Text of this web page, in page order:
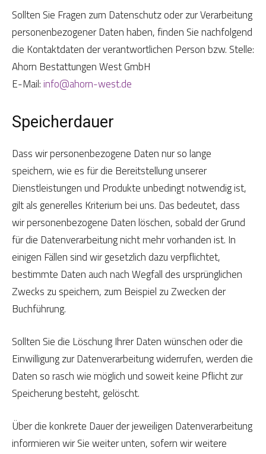
Sollten Sie Fragen zum Datenschutz oder zur Verarbeitung
personenbezogener Daten haben, finden Sie nachfolgend
die Kontaktdaten der verantwortlichen Person bzw. Stelle:
Ahorn Bestattungen West GmbH
E-Mail: info@ahorn-west.de
Speicherdauer
Dass wir personenbezogene Daten nur so lange
speichern, wie es für die Bereitstellung unserer
Dienstleistungen und Produkte unbedingt notwendig ist,
gilt als generelles Kriterium bei uns. Das bedeutet, dass
wir personenbezogene Daten löschen, sobald der Grund
für die Datenverarbeitung nicht mehr vorhanden ist. In
einigen Fällen sind wir gesetzlich dazu verpflichtet,
bestimmte Daten auch nach Wegfall des ursprünglichen
Zwecks zu speichern, zum Beispiel zu Zwecken der
Buchführung.
Sollten Sie die Löschung Ihrer Daten wünschen oder die
Einwilligung zur Datenverarbeitung widerrufen, werden die
Daten so rasch wie möglich und soweit keine Pflicht zur
Speicherung besteht, gelöscht.
Über die konkrete Dauer der jeweiligen Datenverarbeitung
informieren wir Sie weiter unten, sofern wir weitere